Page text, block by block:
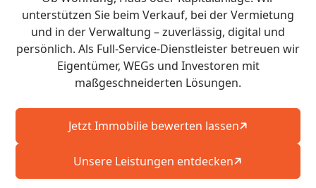
unterstützen Sie beim Verkauf, bei der Vermietung
und in der Verwaltung – zuverlässig, digital und
persönlich. Als Full-Service-Dienstleister betreuen wir
Eigentümer, WEGs und Investoren mit
maßgeschneiderten Lösungen.
Jetzt Immobilie bewerten lassen
Unsere Leistungen entdecken